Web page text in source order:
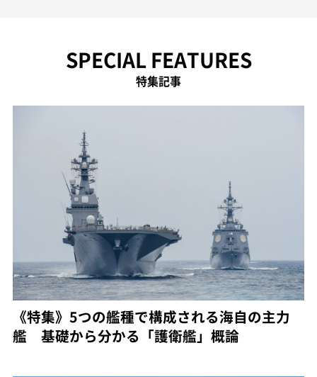
SPECIAL FEATURES
特集記事
《特集》5つの艦種で構成される海自の主力
艦 基礎から分かる「護衛艦」概論